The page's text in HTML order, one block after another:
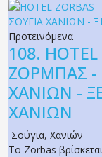
Προτεινόμενα
108.
ΖΟΡΜΠΑΣ -
ΧΑΝΙΩΝ -
ΧΑΝΙΩΝ
Σούγια, Χανιών
Το Zorbas